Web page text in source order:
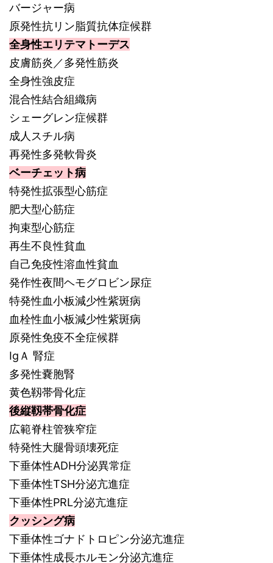
バージャー病
原発性抗リン脂質抗体症候群
全身性エリテマトーデス
皮膚筋炎／多発性筋炎
全身性強皮症
混合性結合組織病
シェーグレン症候群
成人スチル病
再発性多発軟骨炎
ベーチェット病
特発性拡張型心筋症
肥大型心筋症
拘束型心筋症
再生不良性貧血
自己免疫性溶血性貧血
発作性夜間ヘモグロビン尿症
特発性血小板減少性紫斑病
血栓性血小板減少性紫斑病
原発性免疫不全症候群
IgＡ 腎症
多発性嚢胞腎
黄色靱帯骨化症
後縦靱帯骨化症
広範脊柱管狭窄症
特発性大腿骨頭壊死症
下垂体性ADH分泌異常症
下垂体性TSH分泌亢進症
下垂体性PRL分泌亢進症
クッシング病
下垂体性ゴナドトロピン分泌亢進症
下垂体性成長ホルモン分泌亢進症